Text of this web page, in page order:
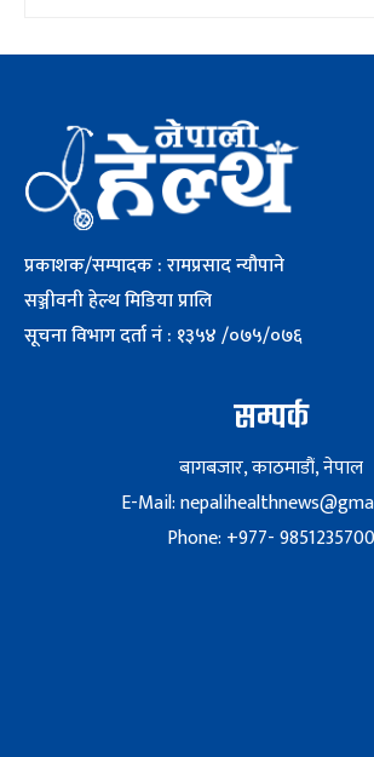
प्रकाशक/सम्पादक : रामप्रसाद न्यौपाने
सञ्जीवनी हेल्थ मिडिया प्रालि
सूचना विभाग दर्ता नं : १३५४ /०७५/०७६
सम्पर्क
बागबजार, काठमाडौं, नेपाल
E-Mail:
Phone: +977- 9851235700